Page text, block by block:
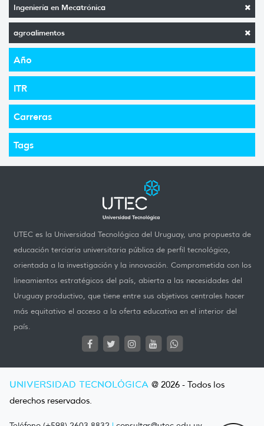
Ingeniería en Mecatrónica
agroalimentos
Año
ITR
Carreras
Tags
UTEC es la Universidad Tecnológica del Uruguay, una propuesta de
educación terciaria universitaria pública de perfil tecnológico,
orientada a la investigación y la innovación. Comprometida con los
lineamientos estratégicos del país, abierta a las necesidades del
Uruguay productivo, que tiene entre sus objetivos centrales hacer
más equitativo el acceso a la oferta educativa en el interior del
país.
UNIVERSIDAD TECNOLÓGICA @ 2026 - Todos los
derechos reservados.